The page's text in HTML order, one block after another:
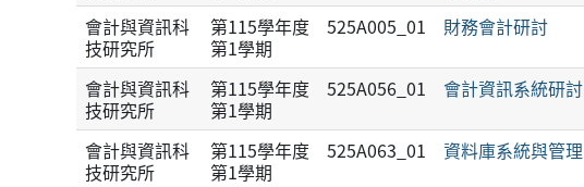
會計與資訊科
技研究所
第115學年度
第1學期
525A005_01 財務會計研討
會計與資訊科
技研究所
第115學年度
第1學期
525A056_01 會計資訊系統研討
會計與資訊科
技研究所
第115學年度
第1學期
525A063_01 資料庫系統與管理